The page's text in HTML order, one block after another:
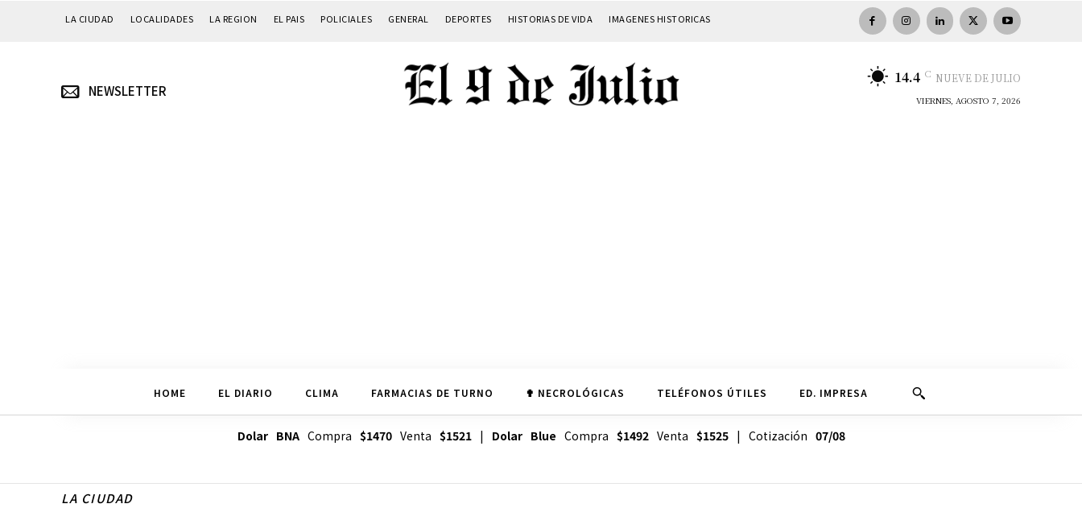
LA CIUDAD LOCALIDADES LA REGION EL PAIS POLICIALES GENERAL DEPORTES HISTORIAS DE VIDA IMAGENES HISTORICAS
NEWSLETTER
14.4 C NUEVE DE JULIO
VIERNES, AGOSTO 7, 2026
HOME EL DIARIO CLIMA FARMACIAS DE TURNO ✟ NECROLÓGICAS TELÉFONOS ÚTILES ED. IMPRESA
Dolar BNACompra $1470Venta $1521| Dolar Blue Compra $1492Venta $1525| Cotización 07/08
LA CIUDAD